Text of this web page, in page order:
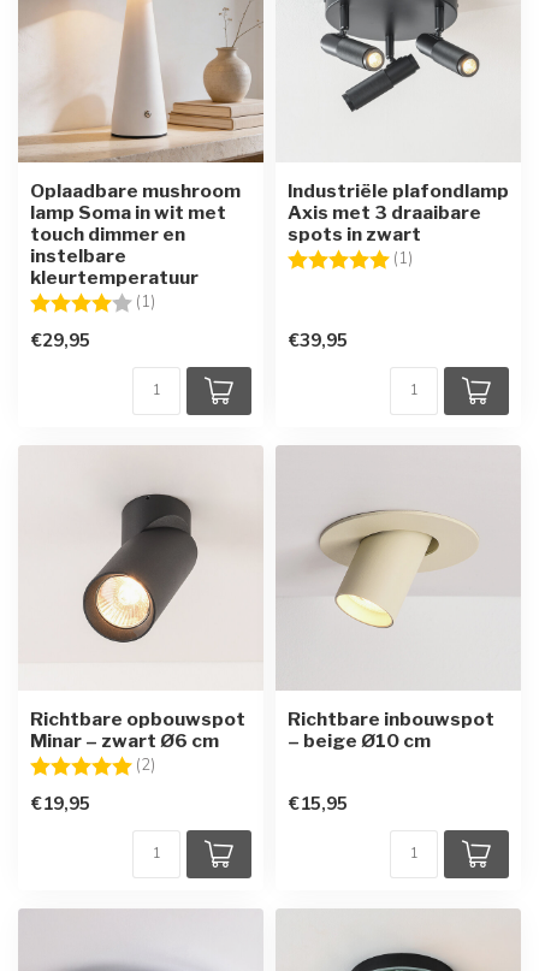
Oplaadbare mushroom
lamp Soma in wit met
touch dimmer en
instelbare
kleurtemperatuur
Beoordeling: (1)
€29,95
Industriële plafondlamp
Axis met 3 draaibare
spots in zwart
Beoordeling: (1)
€39,95
Richtbare opbouwspot
Minar – zwart Ø6 cm
Beoordeling: (2)
€19,95
Richtbare inbouwspot
– beige Ø10 cm
€15,95